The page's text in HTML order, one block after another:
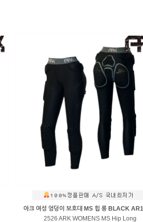
아크 여성 엉덩이 보호대 MS 힙 롱 BLACK
2526 ARK WOMENS MS Hip Long